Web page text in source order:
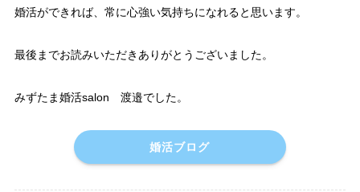
婚活ができれば、常に心強い気持ちになれると思います。
最後までお読みいただきありがとうございました。
みずたま婚活salon 渡邉でした。
婚活ブログ